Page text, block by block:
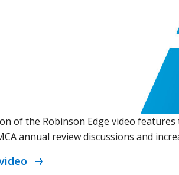
of the Robinson Edge video
annual review discussions and